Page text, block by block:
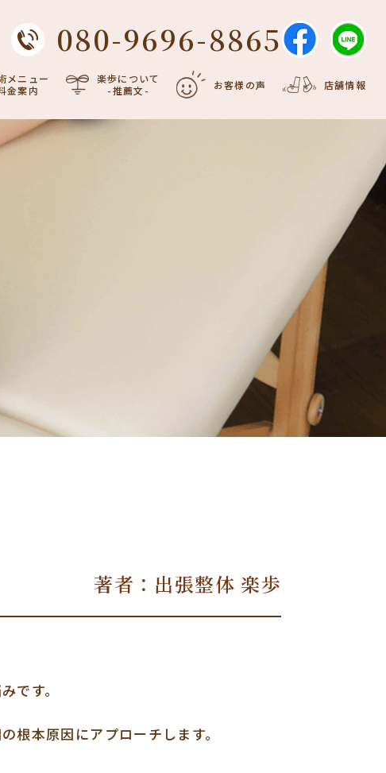
080-9696-8865
メニュー
金案内
楽歩について
-推薦文-
お客様の声 店舗情報
著者：出張整体 楽歩
です。
根本原因にアプローチします。